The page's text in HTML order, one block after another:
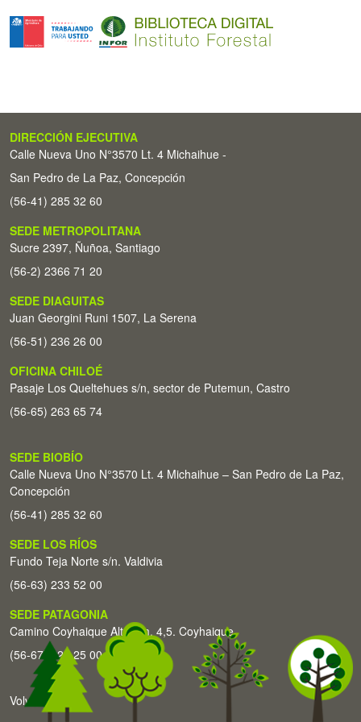
DIRECCIÓN EJECUTIVA
Calle Nueva Uno N°3570 Lt. 4 Michaihue -
San Pedro de La Paz, Concepción
(56-41) 285 32 60
SEDE METROPOLITANA
Sucre 2397, Ñuñoa, Santiago
(56-2) 2366 71 20
SEDE DIAGUITAS
Juan Georgini Runi 1507, La Serena
(56-51) 236 26 00
OFICINA CHILOÉ
Pasaje Los Queltehues s/n, sector de Putemun, Castro
(56-65) 263 65 74
SEDE BIOBÍO
Calle Nueva Uno N°3570 Lt. 4 Michaihue – San Pedro de La Paz,
Concepción
(56-41) 285 32 60
SEDE LOS RÍOS
Fundo Teja Norte s/n. Valdivia
(56-63) 233 52 00
SEDE PATAGONIA
Camino Coyhaique Alto Km. 4,5. Coyhaique
(56-67) 226 25 00
Volver arriba